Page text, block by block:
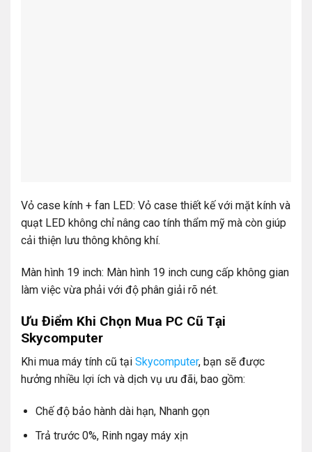
Vỏ case kính + fan LED: Vỏ case thiết kế với mặt kính và
quạt LED không chỉ nâng cao tính thẩm mỹ mà còn giúp
cải thiện lưu thông không khí.
Màn hình 19 inch: Màn hình 19 inch cung cấp không gian
làm việc vừa phải với độ phân giải rõ nét.
Ưu Điểm Khi Chọn Mua PC Cũ Tại
Skycomputer
Khi mua máy tính cũ tại Skycomputer, bạn sẽ được
hưởng nhiều lợi ích và dịch vụ ưu đãi, bao gồm:
Chế độ bảo hành dài hạn, Nhanh gọn
Trả trước 0%, Rinh ngay máy xịn